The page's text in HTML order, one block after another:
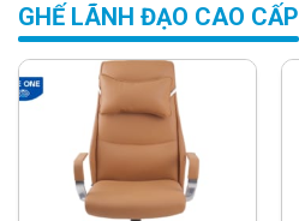
GHẾ LÃNH ĐẠO CAO CẤP